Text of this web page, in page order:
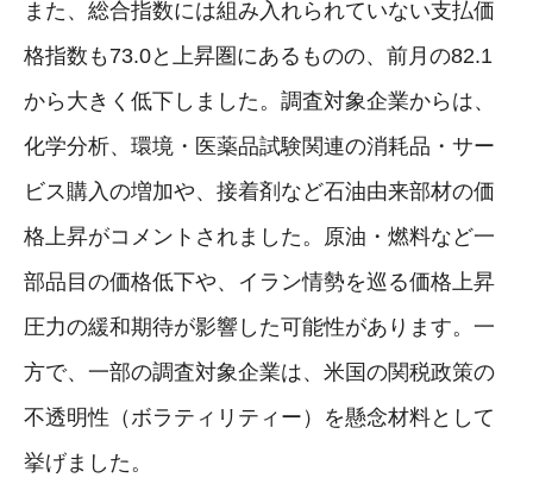
また、総合指数には組み入れられていない支払価
格指数も73.0と上昇圏にあるものの、前月の82.1
から大きく低下しました。調査対象企業からは、
化学分析、環境・医薬品試験関連の消耗品・サー
ビス購入の増加や、接着剤など石油由来部材の価
格上昇がコメントされました。原油・燃料など一
部品目の価格低下や、イラン情勢を巡る価格上昇
圧力の緩和期待が影響した可能性があります。一
方で、一部の調査対象企業は、米国の関税政策の
不透明性（ボラティリティー）を懸念材料として
挙げました。